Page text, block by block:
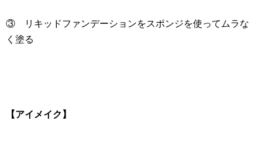
③ リキッドファンデーションをスポンジを使ってムラな
く塗る
【アイメイク】